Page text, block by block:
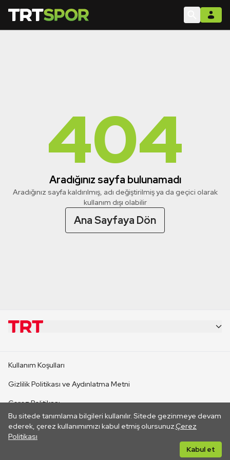
404
Aradığınız sayfa bulunamadı
Aradığınız sayfa kaldırılmış, adı değiştirilmiş ya da geçici olarak
kullanım dışı olabilir
Ana Sayfaya Dön
Bu sitede tanımlama bilgileri kullanılır. Sitede gezinmeye devam
ederek, çerez kullanımımızı kabul etmiş olursunuz.Çerez
Politikası
Kabul et
CANLI YAYINLAR
Kullanım Koşulları
Gizlilik Politikası ve Aydınlatma Metni
Çerez Politikası
İletişim
Her hakkı saklıdır. ©2026 TRT. Bağlantı yoluyla gidilen dış